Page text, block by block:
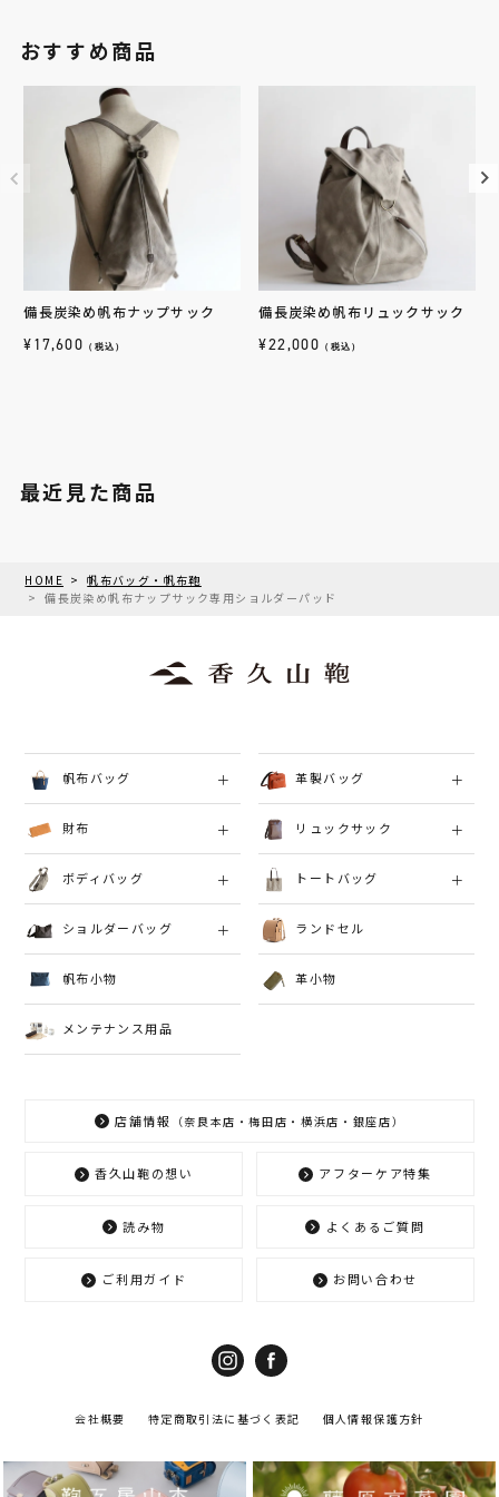
おすすめ商品
備長炭染め帆布ナップサック
¥17,600 （税込）
備長炭染め帆布リュックサック
¥22,000 （税込）
最近見た商品
HOME
帆布バッグ・帆布鞄
備長炭染め帆布ナップサック専用ショルダーパッド
帆布バッグ 革製バッグ
財布 リュックサック
ボディバッグ トートバッグ
ショルダーバッグ ランドセル
帆布小物
メンテナンス用品
革小物
店舗情報 （奈良本店・梅田店・横浜店・銀座店）
香久山鞄の想い アフターケア特集
読み物 よくあるご質問
ご利用ガイド お問い合わせ
会社概要 特定商取引法に基づく表記 個人情報保護方針